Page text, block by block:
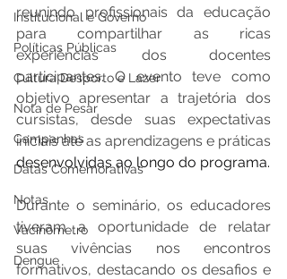
Institucional e Governo
Políticas Públicas
Cultura Desporto e Lazer
Nota de Pesar
Campanhas
Datas Comemorativas
Notas
Vacinômetro
Dengue
reunindo profissionais da educação
para compartilhar as ricas
experiências dos docentes
participantes. O evento teve como
objetivo apresentar a trajetória dos
cursistas, desde suas expectativas
desenvolvidas ao longo do programa.
Durante o seminário, os educadores
tiveram a oportunidade de relatar
suas vivências nos encontros
formativos, destacando os desafios e